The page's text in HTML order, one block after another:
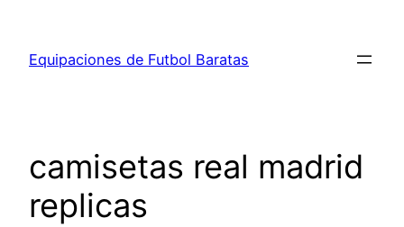
contenido
Equipaciones de Futbol Baratas
camisetas real madrid
replicas